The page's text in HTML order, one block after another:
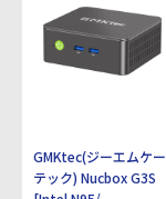
GMKtec(ジーエムケー
テック) Nucbox G3S